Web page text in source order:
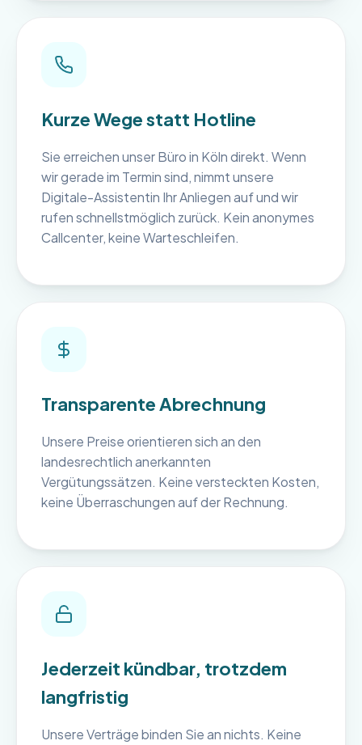
Kurze Wege statt Hotline
Sie erreichen unser Büro in Köln direkt. Wenn
wir gerade im Termin sind, nimmt unsere
Digitale-Assistentin Ihr Anliegen auf und wir
rufen schnellstmöglich zurück. Kein anonymes
Callcenter, keine Warteschleifen.
Transparente Abrechnung
Unsere Preise orientieren sich an den
landesrechtlich anerkannten
Vergütungssätzen. Keine versteckten Kosten,
keine Überraschungen auf der Rechnung.
Jederzeit kündbar, trotzdem
langfristig
Unsere Verträge binden Sie an nichts. Keine